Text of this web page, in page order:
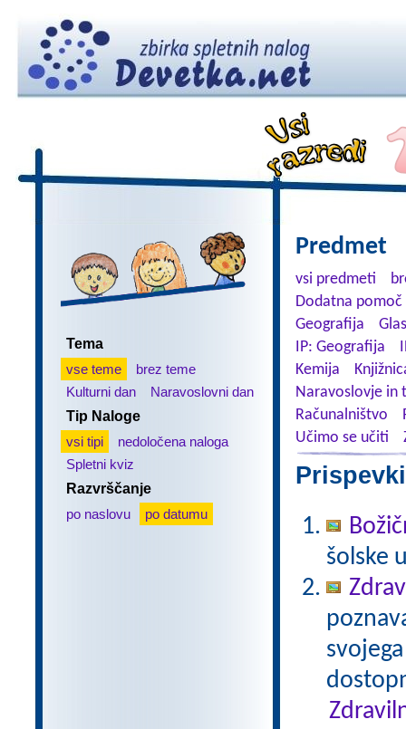
Tema
vse teme
brez teme
Kulturni dan
Naravoslovni dan
Tip Naloge
vsi tipi
nedoločena naloga
Spletni kviz
Razvrščanje
po naslovu
po datumu
Predmet
vsi predmeti
Dodatna
Geografija
IP: Geografija
Kemija
Naravoslovje in
Računalništvo
Učimo se učiti
šolske